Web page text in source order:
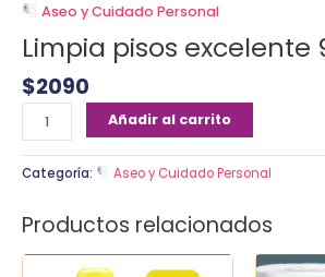
Aseo y Cuidado Personal
Limpia pisos excelente
$2090
cantidad
Añadir al carrito
Categoría: Aseo y Cuidado Personal
Productos relacionados
Shampo
Confort